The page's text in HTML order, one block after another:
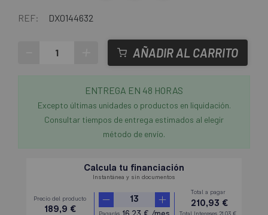
REF: DX0144632
AÑADIR AL CARRITO
ENTREGA EN 48 HORAS
Excepto últimas unidades o productos en liquidación.
Consultar tiempos de entrega estimados al elegir
método de envío.